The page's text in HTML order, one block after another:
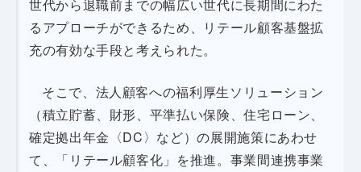
世代から退職前までの幅広い世代に長期間にわた
るアプローチができるため、リテール顧客基盤拡
充の有効な手段と考えられた。
そこで、法人顧客への福利厚生ソリューション
（積立貯蓄、財形、平準払い保険、住宅ローン、
確定拠出年金〈DC〉など）の展開施策にあわせ
て、「リテール顧客化」を推進。事業間連携事業